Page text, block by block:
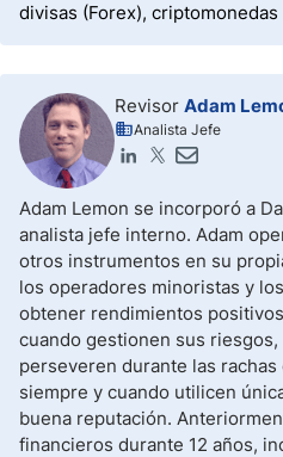
divisas (Forex), criptomonedas
Revisor Adam
Analista Jefe
Adam Lemon se incorporó a
analista jefe interno. Adam
otros instrumentos en su
los operadores minoristas y
obtener rendimientos
cuando gestionen sus
perseveren durante las
siempre y cuando utilicen
buena reputación.
financieros durante 12 años,